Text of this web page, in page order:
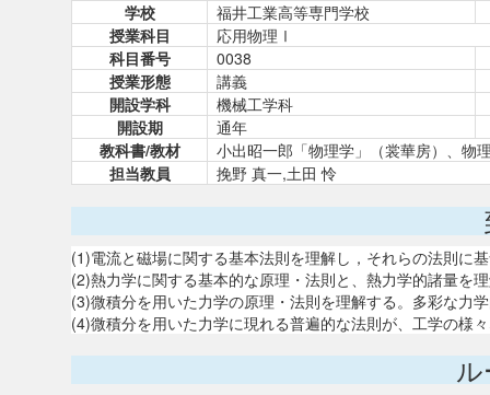
学校
福井工業高等専門学校
授業科目
応用物理Ⅰ
科目番号
0038
授業形態
講義
開設学科
機械工学科
開設期
通年
教科書/教材
小出昭一郎「物理学」（裳華房）、物
担当教員
挽野 真一,土田 怜
(1)電流と磁場に関する基本法則を理解し，それらの法則に
(2)熱力学に関する基本的な原理・法則と、熱力学的諸量を
(3)微積分を用いた力学の原理・法則を理解する。多彩な力
(4)微積分を用いた力学に現れる普遍的な法則が、工学の様